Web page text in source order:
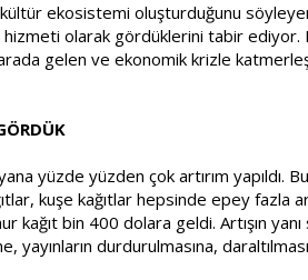
kültür ekosistemi oluşturduğunu
hizmeti olarak gördüklerini tabir
gelen ve ekonomik krizle
yüzde yüzden çok artırım yapıldı.
kuşe kağıtlar hepsinde epey fazla
kağıt bin 400 dolara geldi. Artışın
durdurulmasına,